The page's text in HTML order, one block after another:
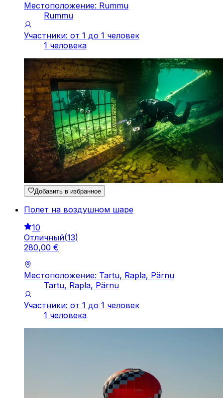
Местоположение: Rummu
Rummu
Участники: от 1 до 1 человек
1 человека
Добавить в избранное
Полет на воздушном шаре
10
Отличный(13)
280,00 €
Местоположение: Tartu, Rapla, Pärnu
Tartu, Rapla, Pärnu
Участники: от 1 до 1 человек
1 человека